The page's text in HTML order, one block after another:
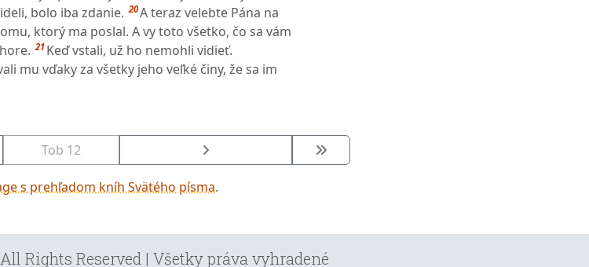
bolo iba zdanie. 20A teraz velebte Pána na
ktorý ma poslal. A vy toto všetko, čo sa vám
21 Keď vstali, už ho nemohli vidieť.
mu vďaky za všetky jeho veľké činy, že sa im
Tob 12
s prehľadom kníh Svätého písma.
Rights Reserved | Všetky práva vyhradené